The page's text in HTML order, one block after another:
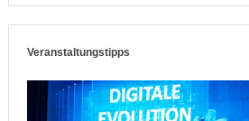
Veranstaltungstipps